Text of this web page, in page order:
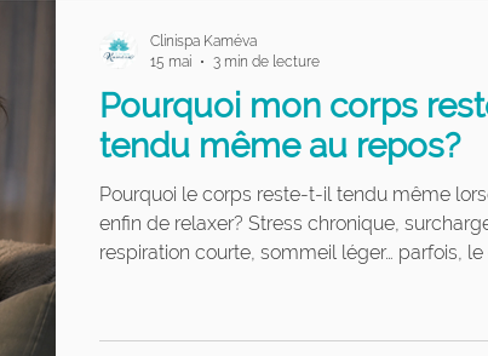
Pourquoi mon corps
tendu même au repos?
Pourquoi le corps reste-t-il tendu même
enfin de relaxer? Stress chronique,
respiration courte, sommeil léger… parfois,
retrouver une meilleure récupération
Clinispa Kaméva
15 mai
3 min de lecture